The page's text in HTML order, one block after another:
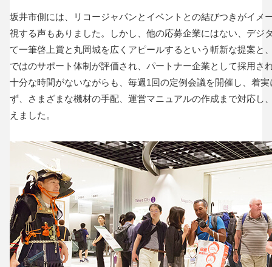
坂井市側には、リコージャパンとイベントとの結びつきがイメ
視する声もありました。しかし、他の応募企業にはない、デジ
て一筆啓上賞と丸岡城を広くアピールするという斬新な提案と
ではのサポート体制が評価され、パートナー企業として採用さ
十分な時間がないながらも、毎週1回の定例会議を開催し、着
ず、さまざまな機材の手配、運営マニュアルの作成まで対応し
えました。